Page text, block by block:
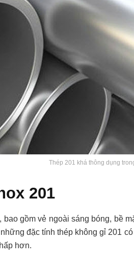
Thép 201 khá thông dụng
201
gồm vẻ ngoài sáng bóng, bề
đặc tính thép không gỉ 201
hơn.